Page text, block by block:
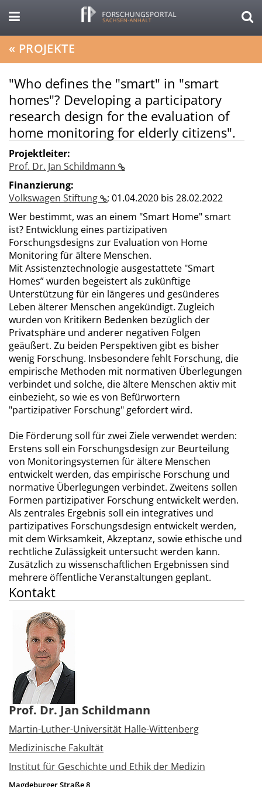
« PROJEKTE
"Who defines the "smart" in "smart
homes"? Developing a participatory
research design for the evaluation of
home monitoring for elderly citizens".
Projektleiter:
Prof. Dr. Jan Schildmann
Finanzierung:
Volkswagen Stiftung
; 01.04.2020 bis 28.02.2022
Wer bestimmt, was an einem "Smart Home" smart
ist? Entwicklung eines partizipativen
Forschungsdesigns zur Evaluation von Home
Monitoring für ältere Menschen.
Mit Assistenztechnologie ausgestattete "Smart
Homes” wurden begeistert als zukünftige
Unterstützung für ein längeres und gesünderes
Leben älterer Menschen angekündigt. Zugleich
wurden von Kritikern Bedenken bezüglich der
Privatsphäre und anderer negativen Folgen
geäußert. Zu beiden Perspektiven gibt es bisher
wenig Forschung. Insbesondere fehlt Forschung, die
empirische Methoden mit normativen Überlegungen
verbindet und solche, die ältere Menschen aktiv mit
einbezieht, so wie es von Befürwortern
"partizipativer Forschung" gefordert wird.
Die Förderung soll für zwei Ziele verwendet werden:
Erstens soll ein Forschungsdesign zur Beurteilung
von Monitoringsystemen für ältere Menschen
entwickelt werden, das empirische Forschung und
normative Überlegungen verbindet. Zweitens sollen
Formen partizipativer Forschung entwickelt werden.
Als zentrales Ergebnis soll ein integratives und
partizipatives Forschungsdesign entwickelt werden,
mit dem Wirksamkeit, Akzeptanz, sowie ethische und
rechtliche Zulässigkeit untersucht werden kann.
Zusätzlich zu wissenschaftlichen Ergebnissen sind
mehrere öffentliche Veranstaltungen geplant.
Kontakt
Prof. Dr. Jan Schildmann
Martin-Luther-Universität Halle-Wittenberg
Medizinische Fakultät
Institut für Geschichte und Ethik der Medizin
Magdeburger Straße 8